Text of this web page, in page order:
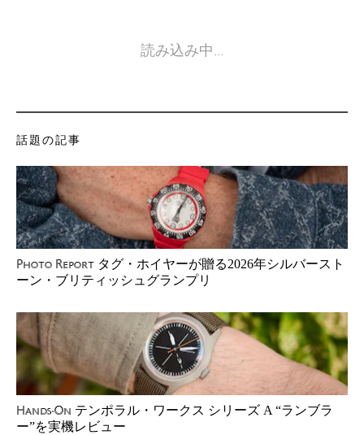
読み込み中…
話題の記事
Photo Report タグ・ホイヤーが贈る2026年シルバースト
ーン・ブリティッシュグランプリ
Hands-On テンポラル・ワークス シリーズ A “ランブラ
ー”を実機レビュー